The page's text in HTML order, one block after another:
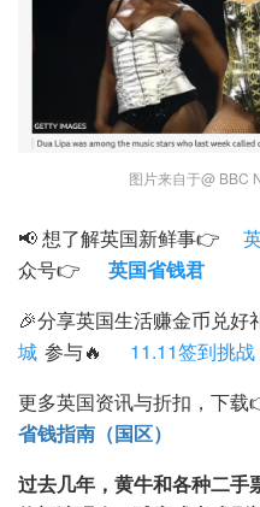
图片来自于@ BBC
📢 想了解英国新鲜事👉
众号👉
英国省钱君
🎉分享英国生活赚金币兑
城 参与🔥
11.11签到挑战
更多英国资讯与折扣，下载
省钱指南（国区）
过去几年，黄牛和各种二手